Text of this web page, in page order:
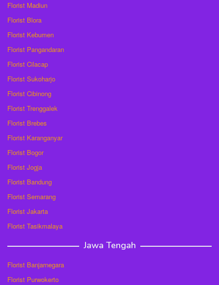
Florist Madiun
Florist Blora
Florist Kebumen
Florist Pangandaran
Florist Cilacap
Florist Sukoharjo
Florist Cibinong
Florist Trenggalek
Florist Brebes
Florist Karanganyar
Florist Bogor
Florist Jogja
Florist Bandung
Florist Semarang
Florist Jakarta
Florist Tasikmalaya
Jawa Tengah
Florist Banjarnegara
Florist Purwokerto